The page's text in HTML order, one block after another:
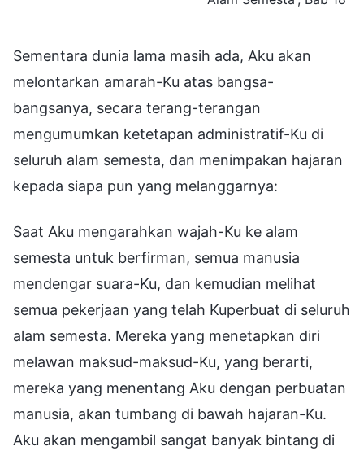
Sementara dunia lama masih ada, Aku akan
melontarkan amarah-Ku atas bangsa-
bangsanya, secara terang-terangan
mengumumkan ketetapan administratif-Ku di
seluruh alam semesta, dan menimpakan hajaran
kepada siapa pun yang melanggarnya:
Saat Aku mengarahkan wajah-Ku ke alam
semesta untuk berfirman, semua manusia
mendengar suara-Ku, dan kemudian melihat
semua pekerjaan yang telah Kuperbuat di seluruh
alam semesta. Mereka yang menetapkan diri
melawan maksud-maksud-Ku, yang berarti,
mereka yang menentang Aku dengan perbuatan
manusia, akan tumbang di bawah hajaran-Ku.
Aku akan mengambil sangat banyak bintang di